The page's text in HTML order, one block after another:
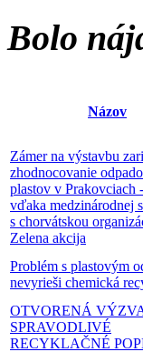
Bolo
Názov
Zámer na výstavbu
zhodnocovanie
plastov v Prakovciach
vďaka medzinárodnej
s chorvátskou
Zelena akcija
Problém s plastovým
nevyrieši chemická
OTVORENÁ
SPRAVODLIVÉ
RECYKLAČNÉ